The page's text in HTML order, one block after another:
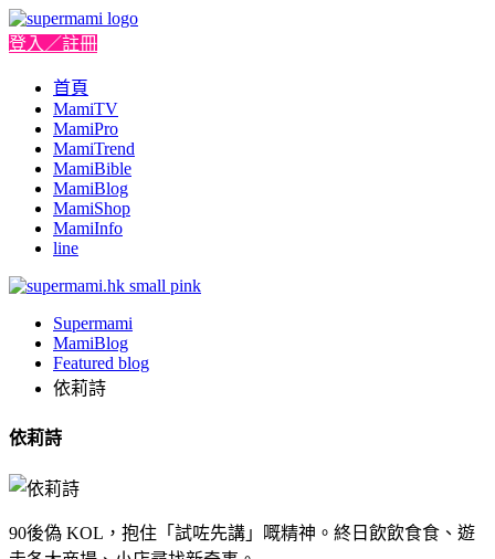
登入／註冊
首頁
MamiTV
MamiPro
MamiTrend
MamiBible
MamiBlog
MamiShop
MamiInfo
line
Supermami
MamiBlog
Featured blog
依莉詩
依莉詩
90後偽 KOL，抱住「試咗先講」嘅精神。終日飲飲食食、遊